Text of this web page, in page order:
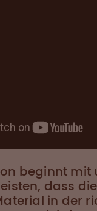
beginnt mit
dass
in der